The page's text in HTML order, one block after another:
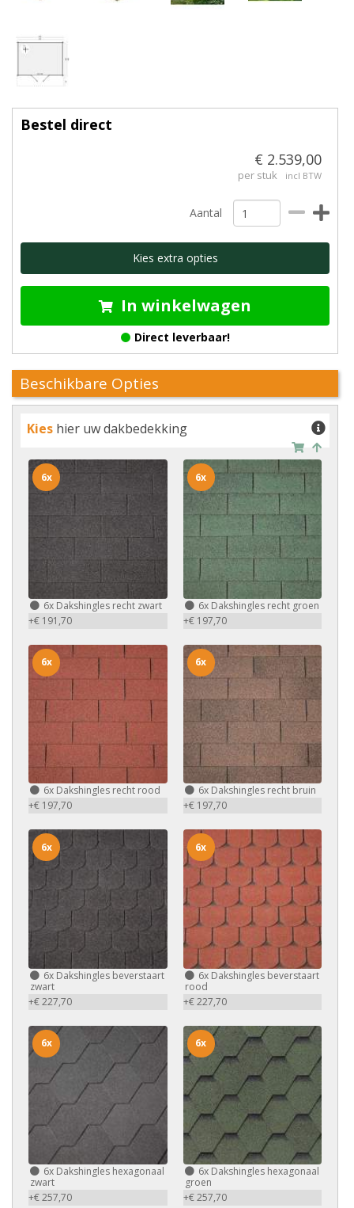
Bestel direct
€ 2.539,00
per stuk incl BTW
Aantal
Kies extra opties
In winkelwagen
Direct leverbaar!
Beschikbare Opties
Kies hier uw dakbedekking
6x Dakshingles recht zwart
+€ 191,70
6x
6xDakshingles recht groen
+€ 197,70
6x
6x Dakshingles recht rood
+€ 197,70
6x
6xDakshingles recht bruin
+€ 197,70
6x
6x Dakshingles beverstaart
zwart
+€ 227,70
6x
6xDakshingles beverstaart
rood
+€ 227,70
6x
6x Dakshingles hexagonaal
zwart
+€ 257,70
6x
6xDakshingles hexagonaal
groen
+€ 257,70
6x